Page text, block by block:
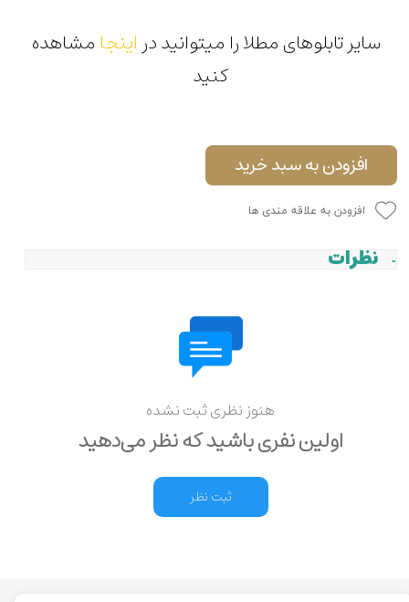
سایر تابلوهای مطلا را میتوانید دراینجا مشاهده
کنید
افزودن به سبد خرید
افزودن به علاقه مندی ها
نظرات
هنوز نظری ثبت نشده
اولین نفری باشید که نظر می‌دهید
ثبت نظر